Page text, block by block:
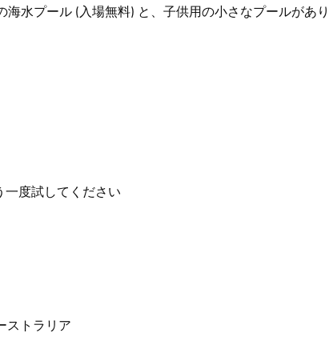
水プール (入場無料) と、子供用の小さなプールがあり
る波は、溝に押し寄せ、滑らかに、かなりの力で砕けま
とって厄介な場合があります。そのため、溝がサーフ
ります。モナ ベールの北側の湾はベイスンと呼ばれ、
に最適な、小さな右手のリーフ ブレイクがあります。
る傾向がありますが、監視エリアはありません。ビー
とても美しく、散歩に最適です。サーフ ライフ セービ
陰のある遊び場と広い駐車場があります。
一度試してください
ストラリア